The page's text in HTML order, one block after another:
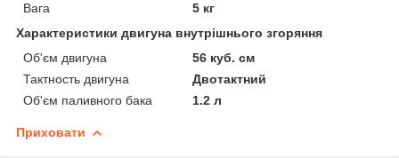
Вага
5 кг
Характеристики двигуна внутрішнього згоряння
Об'єм двигуна
56 куб. см
Тактность двигуна
Двотактний
Об'єм паливного бака
1.2 л
Приховати